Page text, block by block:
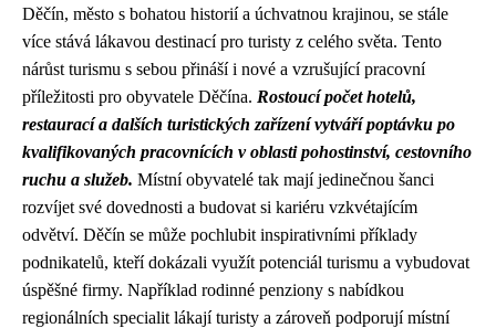
Děčín, město s bohatou historií a úchvatnou krajinou, se stále
více stává lákavou destinací pro turisty z celého světa. Tento
nárůst turismu s sebou přináší i nové a vzrušující pracovní
příležitosti pro obyvatele Děčína. Rostoucí počet hotelů,
restaurací a dalších turistických zařízení vytváří poptávku po
kvalifikovaných pracovnících v oblasti pohostinství, cestovního
ruchu a služeb. Místní obyvatelé tak mají jedinečnou šanci
rozvíjet své dovednosti a budovat si kariéru vzkvétajícím
odvětví. Děčín se může pochlubit inspirativními příklady
podnikatelů, kteří dokázali využít potenciál turismu a vybudovat
úspěšné firmy. Například rodinné penziony s nabídkou
regionálních specialit lákají turisty a zároveň podporují místní